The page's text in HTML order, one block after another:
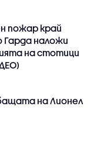
пожар край
Гарда наложи
на стотици
на Лионел